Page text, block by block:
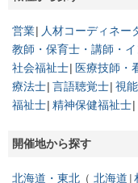
営業 人材コーディネー
教師・保育士・講師・
社会福祉士
医療技師・
療法士 言語聴覚士 視
福祉士 精神保健福祉士
開催地から探す
北海道・東北 北海道